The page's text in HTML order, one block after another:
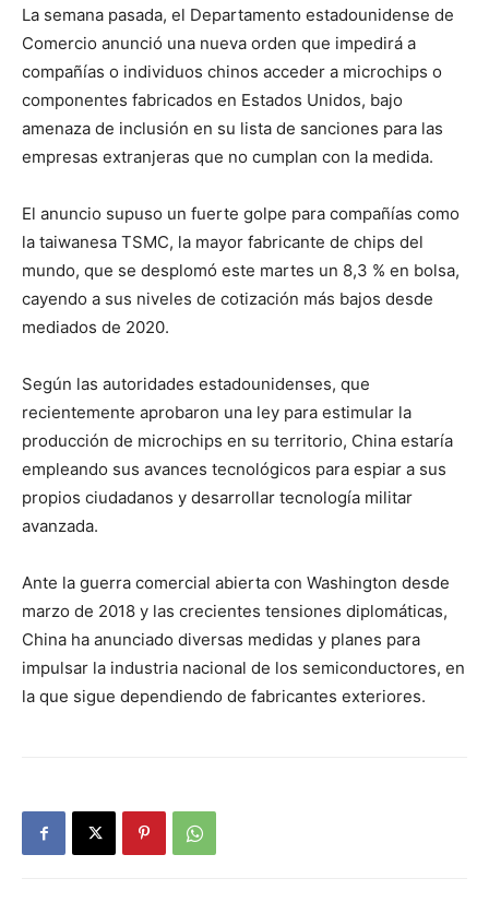
La semana pasada, el Departamento estadounidense de
Comercio anunció una nueva orden que impedirá a
compañías o individuos chinos acceder a microchips o
componentes fabricados en Estados Unidos, bajo
amenaza de inclusión en su lista de sanciones para las
empresas extranjeras que no cumplan con la medida.
El anuncio supuso un fuerte golpe para compañías como
la taiwanesa TSMC, la mayor fabricante de chips del
mundo, que se desplomó este martes un 8,3 % en bolsa,
cayendo a sus niveles de cotización más bajos desde
mediados de 2020.
Según las autoridades estadounidenses, que
recientemente aprobaron una ley para estimular la
producción de microchips en su territorio, China estaría
empleando sus avances tecnológicos para espiar a sus
propios ciudadanos y desarrollar tecnología militar
avanzada.
Ante la guerra comercial abierta con Washington desde
marzo de 2018 y las crecientes tensiones diplomáticas,
China ha anunciado diversas medidas y planes para
impulsar la industria nacional de los semiconductores, en
la que sigue dependiendo de fabricantes exteriores.